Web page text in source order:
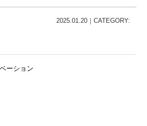
2025.01.20｜CATEGORY:
ーション